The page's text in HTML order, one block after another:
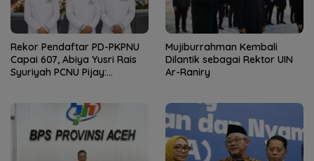
Rekor Pendaftar PD-PKPNU
Capai 607, Abiya Yusri Rais
Syuriyah PCNU Pijay:
Mujiburrahman Kembali
Dilantik sebagai Rektor UIN
Ar-Raniry